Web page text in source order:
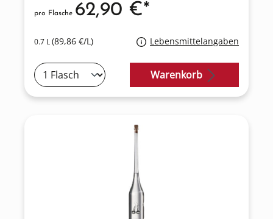
0.7 L(89,86 €/L) Lebensmittelangaben
pro Flasche 62,90 €*
Warenkorb